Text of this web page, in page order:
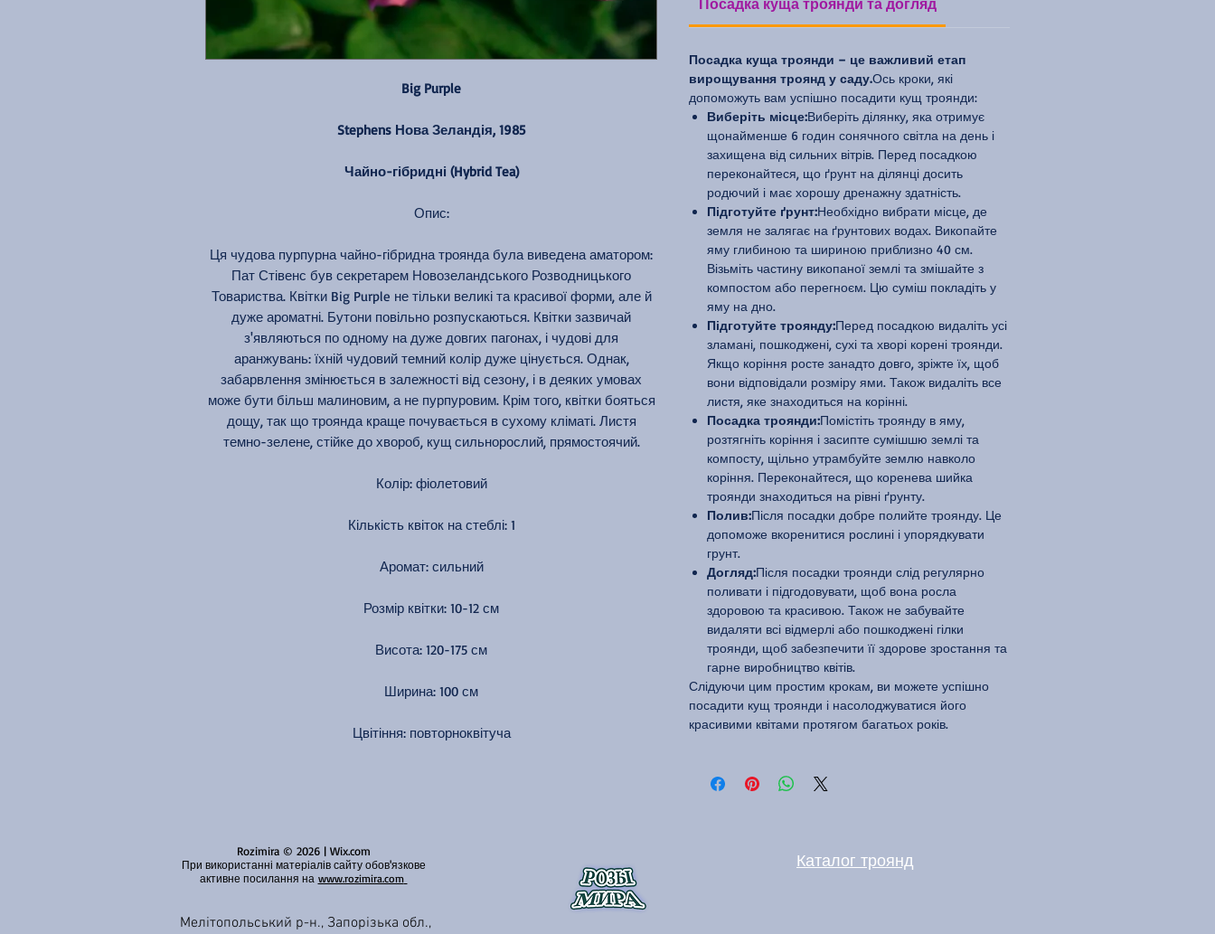
Big Purple
Stephens Нова Зеландія, 1985
Чайно-гібридні (Hybrid Tea)
Опис:
Ця чудова пурпурна чайно-гібридна троянда була виведена аматором:
Пат Стівенс був секретарем Новозеландського Розводницького
Товариства. Квітки Big Purple не тільки великі та красивої форми, але й
дуже ароматні. Бутони повільно розпускаються. Квітки зазвичай
з'являються по одному на дуже довгих пагонах, і чудові для
аранжувань: їхній чудовий темний колір дуже цінується. Однак,
забарвлення змінюється в залежності від сезону, і в деяких умовах
може бути більш малиновим, а не пурпуровим. Крім того, квітки бояться
дощу, так що троянда краще почувається в сухому кліматі. Листя
темно-зелене, стійке до хвороб, кущ сильнорослий, прямостоячий.
Колір: фіолетовий
Кількість квіток на стеблі: 1
Аромат: сильний
Розмір квітки: 10-12 см
Висота: 120-175 см
Ширина: 100 см
Цвітіння: повторноквітуча
Посадка куща троянди та догляд
Посадка куща троянди – це важливий етап
вирощування троянд у саду.Ось кроки, які
допоможуть вам успішно посадити кущ троянди:
Виберіть місце:Виберіть ділянку, яка отримує
щонайменше 6 годин сонячного світла на день і
захищена від сильних вітрів. Перед посадкою
переконайтеся, що ґрунт на ділянці досить
родючий і має хорошу дренажну здатність.
Підготуйте ґрунт:Необхідно вибрати місце, де
земля не залягає на ґрунтових водах. Викопайте
яму глибиною та шириною приблизно 40 см.
Візьміть частину викопаної землі та змішайте з
компостом або перегноєм. Цю суміш покладіть у
яму на дно.
Підготуйте троянду:Перед посадкою видаліть усі
зламані, пошкоджені, сухі та хворі корені троянди.
Якщо коріння росте занадто довго, зріжте їх, щоб
вони відповідали розміру ями. Також видаліть все
листя, яке знаходиться на корінні.
Посадка троянди:Помістіть троянду в яму,
розтягніть коріння і засипте сумішшю землі та
компосту, щільно утрамбуйте землю навколо
коріння. Переконайтеся, що коренева шийка
троянди знаходиться на рівні ґрунту.
Полив:Після посадки добре полийте троянду. Це
допоможе вкоренитися рослині і упорядкувати
грунт.
Догляд:Після посадки троянди слід регулярно
поливати і підгодовувати, щоб вона росла
здоровою та красивою. Також не забувайте
видаляти всі відмерлі або пошкоджені гілки
троянди, щоб забезпечити її здорове зростання та
гарне виробництво квітів.
Слідуючи цим простим крокам, ви можете успішно
посадити кущ троянди і насолоджуватися його
красивими квітами протягом багатьох років.
Rozimira © 2026 | Wix.com
При використанні матеріалів сайту обов'язкове
активне посилання на www.rozimira.com
Мелітопольський р-н., Запорізька обл.,
Каталог троянд